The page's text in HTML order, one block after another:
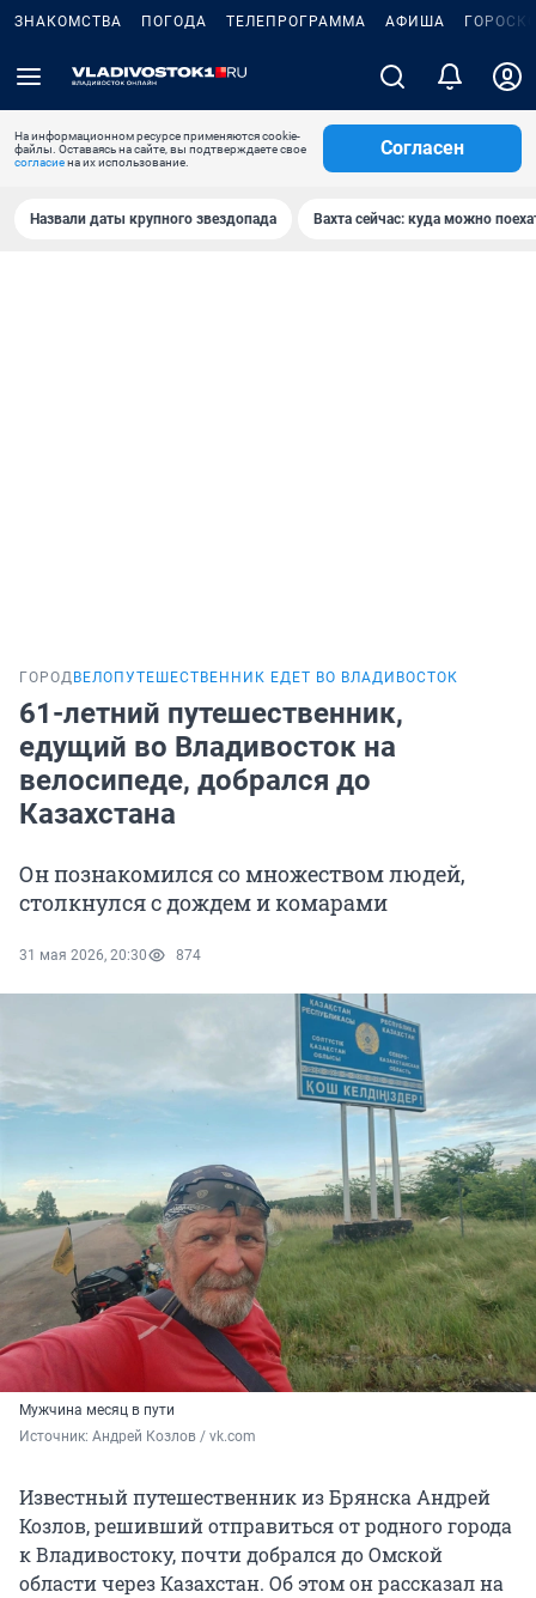
ЗНАКОМСТВА ПОГОДА ТЕЛЕПРОГРАММА АФИША
На информационном ресурсе применяются cookie-
файлы. Оставаясь на сайте, вы подтверждаете свое
согласиена их использование.
Согласен
Назвали даты крупного звездопада Вахта сейчас: куда можно
ГОРОД ВЕЛОПУТЕШЕСТВЕННИК ЕДЕТ ВО ВЛАДИВОСТОК
61-летний путешественник,
едущий во Владивосток на
велосипеде, добрался до
Казахстана
Он познакомился со множеством людей,
столкнулся с дождем и комарами
31 мая 2026, 20:30 874
Мужчина месяц в пути
Источник: Андрей Козлов / vk.com
Известный путешественник из Брянска Андрей
Козлов, решивший отправиться от родного города
к Владивостоку, почти добрался до Омской
области через Казахстан. Об этом он рассказал на